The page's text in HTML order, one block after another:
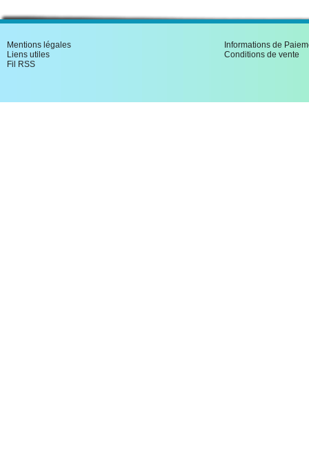
Mentions légales
Liens utiles
Fil RSS
Informations de
Conditions de vente